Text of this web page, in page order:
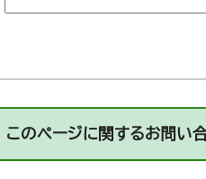
このページに関するお問い